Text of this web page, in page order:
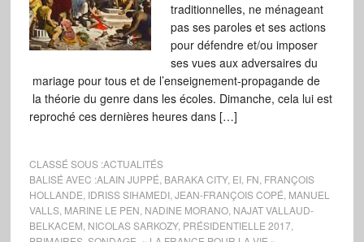
traditionnelles, ne ménageant
pas ses paroles et ses actions
pour défendre et/ou imposer
ses vues aux adversaires du
mariage pour tous et de l’enseignement-propagande de
la théorie du genre dans les écoles. Dimanche, cela lui est
reproché ces dernières heures dans […]
CLASSÉ SOUS :ACTUALITÉS
BALISÉ AVEC :ALAIN JUPPÉ BARAKA CITY, EI, FN FRANÇOIS
HOLLANDE IDRISS SIHAMEDI, JEAN-FRANÇOIS COPÉ MANUEL
VALLS, MARINE LE PEN NADINE MORANO, NAJAT VALLAUD-
BELKACEM NICOLAS SARKOZY, PRÉSIDENTIELLE 2017,